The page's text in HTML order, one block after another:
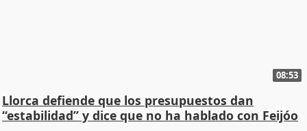
08:53
Llorca defiende que los presupuestos dan
“estabilidad” y dice que no ha hablado con Feijóo